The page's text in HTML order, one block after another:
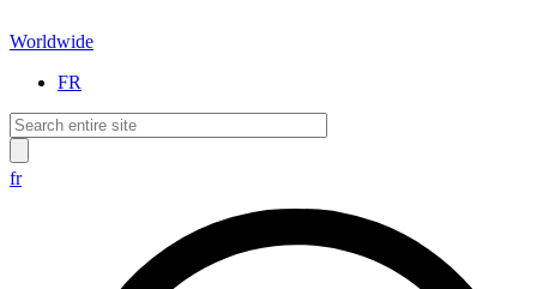
Worldwide
FR
fr